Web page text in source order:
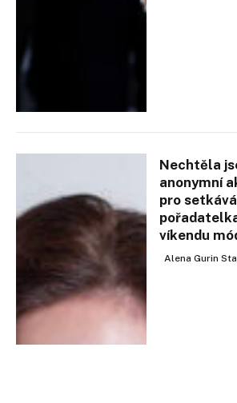
Nechtěla
anonymní
pro
víkendu
Alena Gurin